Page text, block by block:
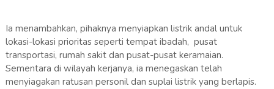
Ia menambahkan, pihaknya menyiapkan listrik andal untuk
lokasi-lokasi prioritas seperti tempat ibadah, pusat
transportasi, rumah sakit dan pusat-pusat keramaian.
Sementara di wilayah kerjanya, ia menegaskan telah
menyiagakan ratusan personil dan suplai listrik yang berlapis.